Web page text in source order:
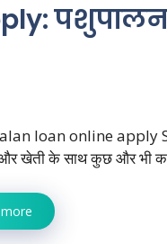
loan online apply
खेती के साथ कुछ और भी